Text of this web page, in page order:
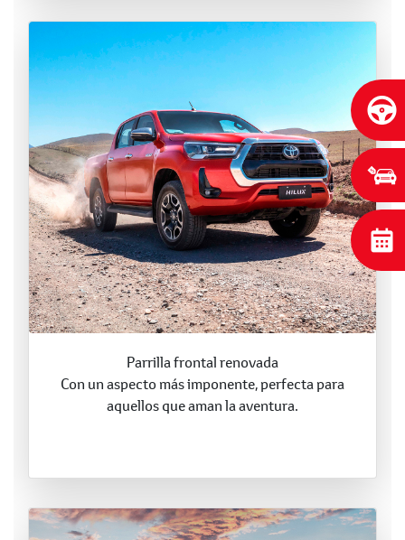
Parrilla frontal renovada
Con un aspecto más imponente, perfecta para
aquellos que aman la aventura.